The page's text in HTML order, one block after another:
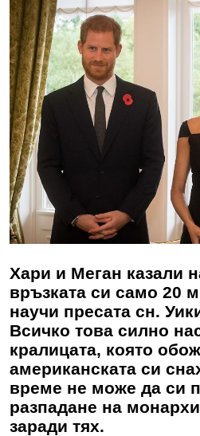
Хари и Меган казали
връзката си само 20
научи пресата сн.
Всичко това силно
кралицата, която
американската си
време не може да си
разпадане на
заради тях.